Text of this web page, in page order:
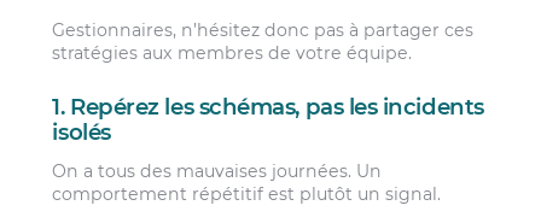
Gestionnaires, n’hésitez donc pas à partager ces
stratégies aux membres de votre équipe.
1. Repérez les schémas, pas les incidents
isolés
On a tous des mauvaises journées. Un
comportement répétitif est plutôt un signal.